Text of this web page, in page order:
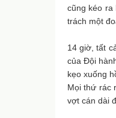
cũng kéo ra
trách một
14 giờ, tất
của Đội
kẹo xuống
Mọi thứ rác
vợt cán dài